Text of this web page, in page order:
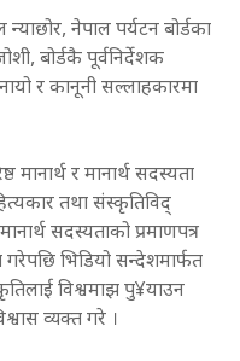
नेपाल पर्यटन बोर्डका
बोर्डकै पूर्वनिर्देशक
र कानूनी सल्लाहकारमा
र मानार्थ सदस्यता
तथा संस्कृतिविद्
सदस्यताको प्रमाणपत्र
गरेपछि भिडियो सन्देशमार्फत
विश्वमाझ पु¥याउन
व्यक्त गरे ।